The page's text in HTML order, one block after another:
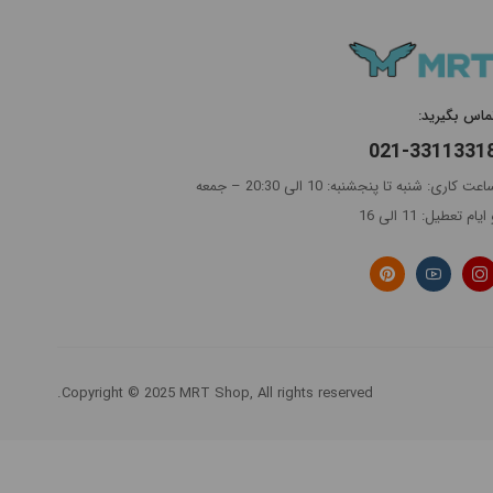
بگیرید:
021-
ساعت کاری: شنبه تا پنجشنبه: 10 الی 20:30 – جمعه
تعطیل: 11 الی 16
Copyright © 2025 MRT Shop, All rights reserved.